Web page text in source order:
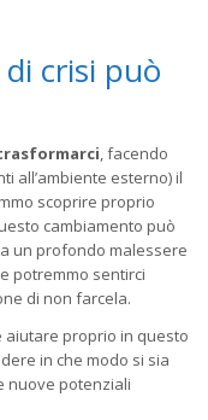
crisi può
, facendo
all’ambiente esterno) il
scoprire proprio
cambiamento può
un profondo malessere
potremmo sentirci
di non farcela.
aiutare proprio in questo
in che modo si sia
nuove potenziali